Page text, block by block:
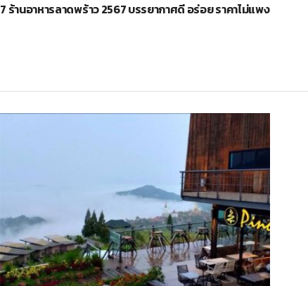
7 ร้านอาหารลาดพร้าว 2567 บรรยากาศดี อร่อย ราคาไม่แพง